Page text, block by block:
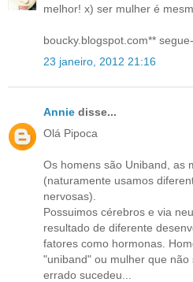
melhor! x) ser mulher é
boucky.blogspot.com**
23 janeiro, 2012 21:16
Annie disse...
Olá Pipoca
Os homens são Uniband, as
(naturamente usamos
nervosas).
Possuimos cérebros e via
resultado de diferente
fatores como hormonas.
"uniband" ou mulher que
errado sucedeu...